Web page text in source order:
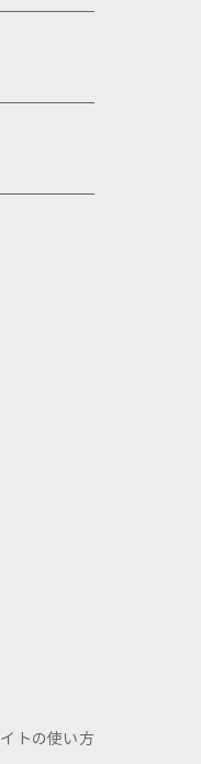
トの使い方